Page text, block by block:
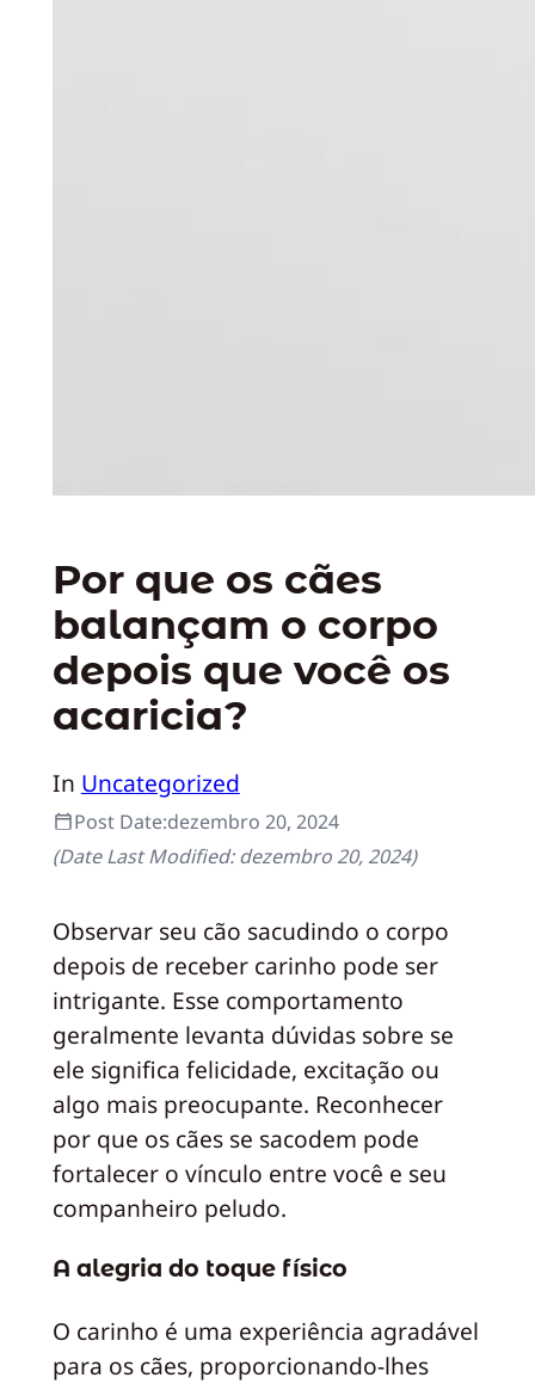
Por que os cães
balançam o corpo
depois que você os
acaricia?
In Uncategorized
Post Date:dezembro 20, 2024
(Date Last Modified:dezembro 20, 2024)
Observar seu cão sacudindo o corpo
depois de receber carinho pode ser
intrigante. Esse comportamento
geralmente levanta dúvidas sobre se
ele significa felicidade, excitação ou
algo mais preocupante. Reconhecer
por que os cães se sacodem pode
fortalecer o vínculo entre você e seu
companheiro peludo.
A alegria do toque físico
O carinho é uma experiência agradável
para os cães, proporcionando-lhes